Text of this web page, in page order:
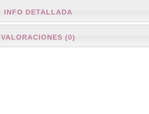
INFO DETALLADA
VALORACIONES (0)